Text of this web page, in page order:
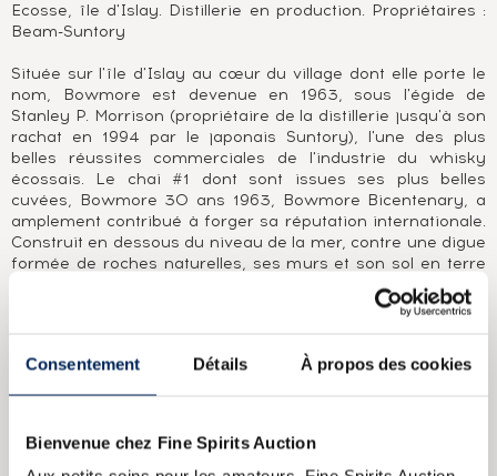
Consentement Détails À propos des cookies
Bienvenue chez Fine Spirits Auction
Ecosse, île d'Islay. Distillerie en production. Propriétaires :
Beam-Suntory
Située sur l'île d'Islay au cœur du village dont elle porte le
nom, Bowmore est devenue en 1963, sous l'égide de
Stanley P. Morrison (propriétaire de la distillerie jusqu'à son
rachat en 1994 par le japonais Suntory), l'une des plus
belles réussites commerciales de l'industrie du whisky
écossais. Le chai #1 dont sont issues ses plus belles
cuvées, Bowmore 30 ans 1963, Bowmore Bicentenary, a
amplement contribué à forger sa réputation internationale.
Construit en dessous du niveau de la mer, contre une digue
formée de roches naturelles, ses murs et son sol en terre
battue sont constamment imprégnés des embruns de la
mer. Ancrée dans la tradition, Bowmore est l'une des
Qu'il soit élevé en ex-fûts de bourbon (Bowmore White
1964) ou en ex-fûts de sherry (Black Bowmore 1964), son
parvient toujours à faire ressurgir cette pointe de fruits
exotiques qui est sa marque de fabrique, sa signature.